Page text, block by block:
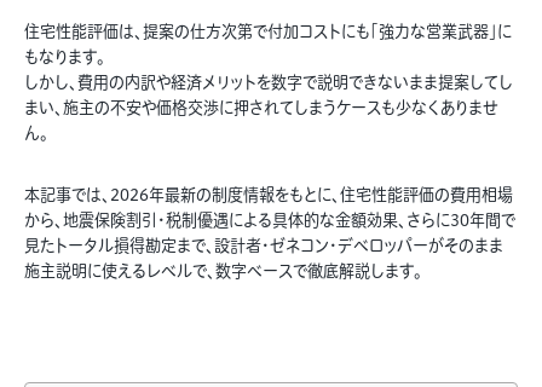
住宅性能評価は、提案の仕方次第で付加コストにも「強力な営業武器」に
もなります。
しかし、費用の内訳や経済メリットを数字で説明できないまま提案してし
まい、施主の不安や価格交渉に押されてしまうケースも少なくありませ
ん。
本記事では、2026年最新の制度情報をもとに、住宅性能評価の費用相場
から、地震保険割引・税制優遇による具体的な金額効果、さらに30年間で
見たトータル損得勘定まで、設計者・ゼネコン・デベロッパーがそのまま
施主説明に使えるレベルで、数字ベースで徹底解説します。